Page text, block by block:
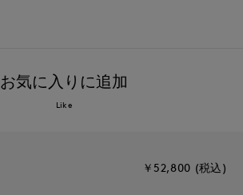
お気に入りに追加
Like
￥52,800 (税込)